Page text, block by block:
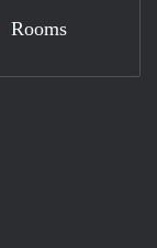
Rooms